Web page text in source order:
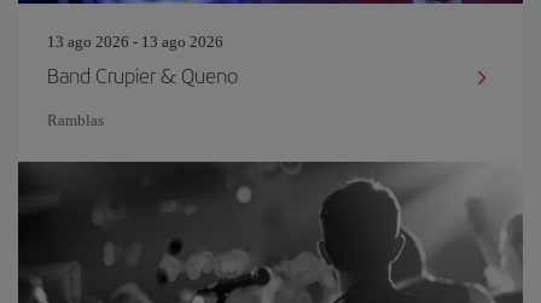
13 ago 2026 - 13 ago 2026
Band Crupier & Queno
Ramblas